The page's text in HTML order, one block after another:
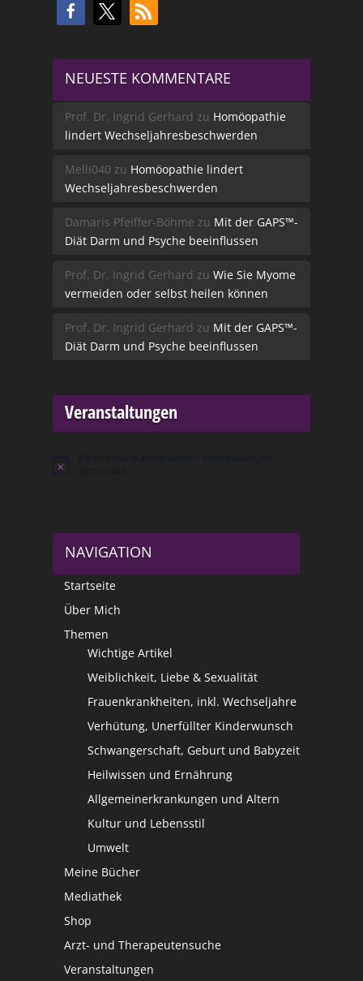
NEUESTE KOMMENTARE
Prof. Dr. Ingrid Gerhard zu Homöopathie
lindert Wechseljahresbeschwerden
Melli040 zu Homöopathie lindert
Wechseljahresbeschwerden
Damaris Pfeiffer-Böhme zu Mit der GAPS™-
Diät Darm und Psyche beeinflussen
Prof. Dr. Ingrid Gerhard zu Wie Sie Myome
vermeiden oder selbst heilen können
Prof. Dr. Ingrid Gerhard zu Mit der GAPS™-
Diät Darm und Psyche beeinflussen
Veranstaltungen
Hinweis
NAVIGATION
Startseite
Über Mich
Themen
Wichtige Artikel
Weiblichkeit, Liebe & Sexualität
Frauenkrankheiten, inkl. Wechseljahre
Verhütung, Unerfüllter Kinderwunsch
Schwangerschaft, Geburt und Babyzeit
Heilwissen und Ernährung
Allgemeinerkrankungen und Altern
Kultur und Lebensstil
Umwelt
Meine Bücher
Mediathek
Shop
Arzt- und Therapeutensuche
Veranstaltungen